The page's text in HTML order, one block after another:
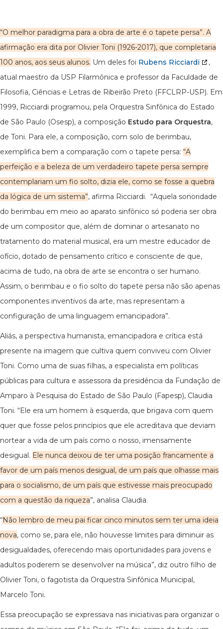
“O melhor paradigma para a obra de arte é o tapete persa”. A
afirmação era dita por Olivier Toni (1926-2017), que completaria
100 anos, aos seus alunos. Um deles foi Rubens Ricciardi
,
atual maestro da USP Filarmônica e professor da Faculdade de
Filosofia, Ciências e Letras de Ribeirão Preto (FFCLRP-USP). Em
1999, Ricciardi programou, pela Orquestra Sinfônica do Estado
de São Paulo (Osesp), a composição Estudo para Orquestra,
de Toni. Para ele, a composição, com solo de berimbau,
exemplifica bem a comparação com o tapete persa: “A
perfeição e a beleza de um verdadeiro tapete persa sempre
contemplariam um fio solto, dizia ele, como se fosse a quebra
da lógica de um sistema”, afirma Ricciardi. “Aquela sonoridade
do berimbau em meio ao aparato sinfônico só poderia ser obra
de um compositor que, além de dominar o artesanato no
tratamento do material musical, era um mestre educador de
ofício, dotado de pensamento crítico e consciente de que,
acima de tudo, na obra de arte se encontra o ser humano.
Assim, o berimbau e o fio solto do tapete persa não são apenas
componentes inventivos da arte, mas representam a
configuração de uma linguagem emancipadora”.
Aliás, a perspectiva humanista, emancipadora e crítica está
presente na imagem que cultiva quem conviveu com Olivier
Toni. Como uma de suas filhas, a especialista em políticas
públicas para cultura e assessora da presidência da Fundação de
Amparo à Pesquisa do Estado de São Paulo (Fapesp), Claudia
Toni. “Ele era um homem à esquerda, que brigava com quem
quer que fosse pelos princípios que ele acreditava que deviam
nortear a vida de um país como o nosso, imensamente
desigual. Ele nunca deixou de ter uma posição francamente a
favor de um país menos desigual, de um país que olhasse mais
para o socialismo, de um país que estivesse mais preocupado
com a questão da riqueza”, analisa Claudia.
“Não lembro de meu pai ficar cinco minutos sem ter uma ideia
nova, como se, para ele, não houvesse limites para diminuir as
desigualdades, oferecendo mais oportunidades para jovens e
adultos poderem se desenvolver na música”, diz outro filho de
Olivier Toni, o fagotista da Orquestra Sinfônica Municipal,
Marcelo Toni.
Essa preocupação se expressava nas iniciativas para organizar o